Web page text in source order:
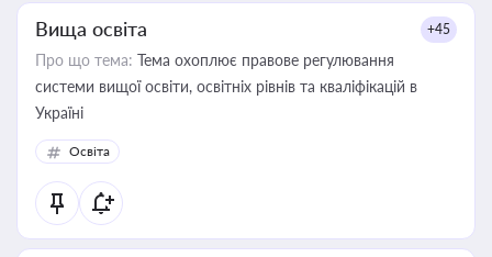
Вища освіта +45
Про що тема: Тема охоплює правове регулювання
системи вищої освіти, освітніх рівнів та кваліфікацій в
Україні
Освіта